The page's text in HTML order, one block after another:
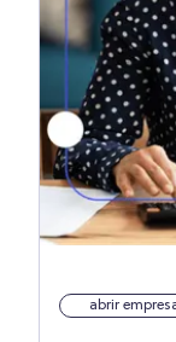
abrir